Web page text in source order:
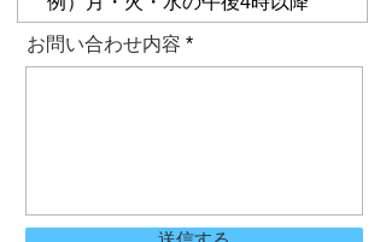
お問い合わせ内容